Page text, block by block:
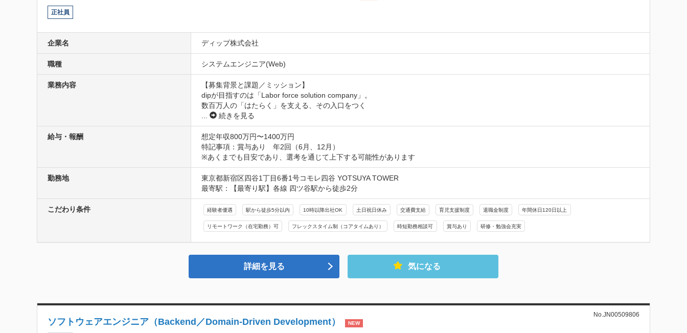
正社員
企業名 ディップ株式会社
職種 システムエンジニア(Web)
業務内容
【募集背景と課題／ミッション】
dipが目指すのは「Labor force solution company」。
数百万人の「はたらく」を支える、その入口をつく
続きを見る
給与・報酬
想定年収800万円〜1400万円
特記事項：賞与あり　年2回（6月、12月）
※あくまでも目安であり、選考を通じて上下する可能性があります
勤務地
東京都新宿区四谷1丁目6番1号コモレ四谷 YOTSUYA TOWER
最寄駅：【最寄り駅】各線 四ツ谷駅から徒歩2分
こだわり条件 経験者優遇 駅から徒歩5分以内 10時以降出社OK 土日祝日休み 交通費支給 育児支援制度 退職金制度 年間休日120日以上
リモートワーク（在宅勤務）可 フレックスタイム制（コアタイムあり） 時短勤務相談可 賞与あり 研修・勉強会充実
詳細を見る 気になる
ソフトウェアエンジニア（Backend／Domain-Driven Development）
No.JN00509806
NEW